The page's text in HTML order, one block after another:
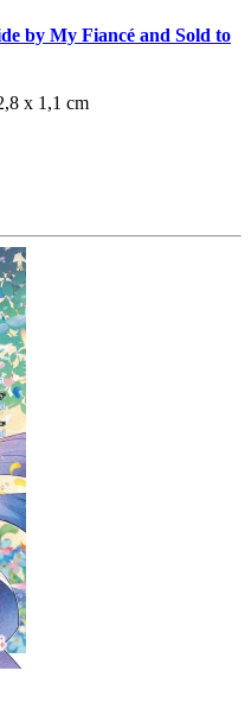
by My Fiancé and Sold to
x 1,1 cm